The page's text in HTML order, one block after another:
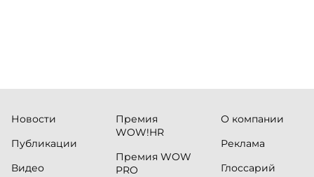
Новости
Публикации
Видео
Премия
WOW!HR
Премия WOW
PRO
О компании
Реклама
Глоссарий